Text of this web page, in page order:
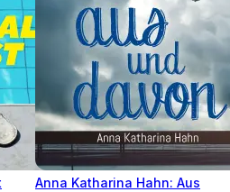
Anna Katharina Hahn: Aus